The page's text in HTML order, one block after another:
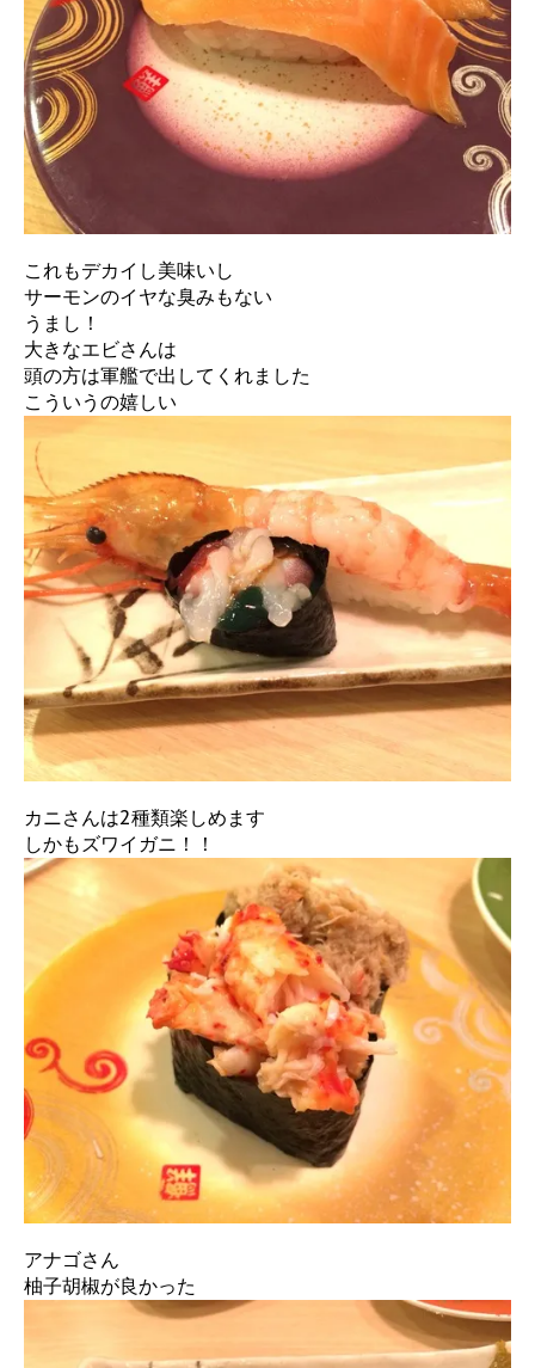
これもデカイし美味いし
サーモンのイヤな臭みもない
うまし！
大きなエビさんは
頭の方は軍艦で出してくれました
こういうの嬉しい
カニさんは2種類楽しめます
しかもズワイガニ！！
アナゴさん
柚子胡椒が良かった